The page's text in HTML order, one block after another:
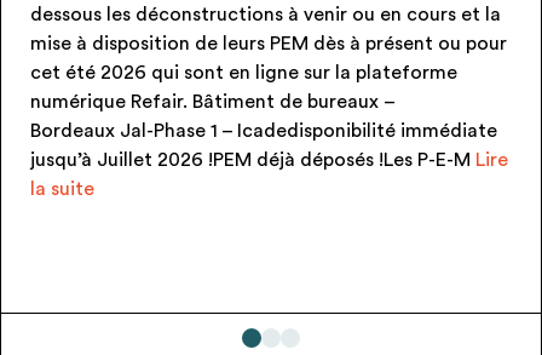
en cours et la
présent ou pour
–
immédiate
!Les P-E-MLire
produit)disponibilité immédiate
!!! PEM neufs et jamais posés ! Les P-
gratuitement via une convention de
signée au moment de la reprise)
Candélabre KUMA (7u)